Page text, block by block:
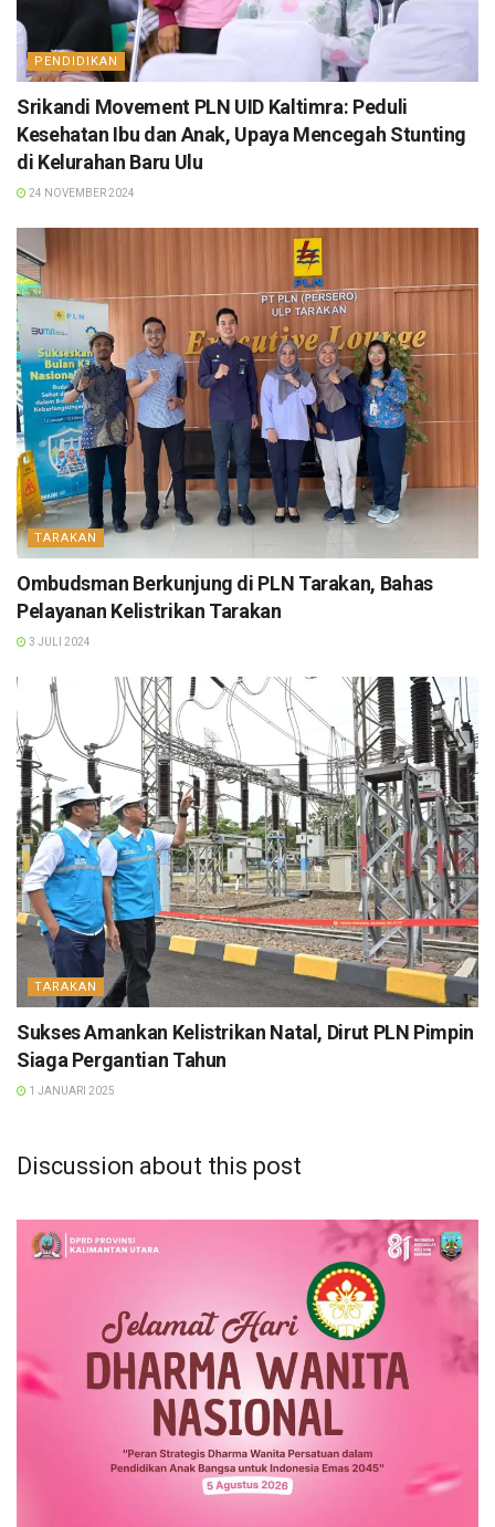
PENDIDIKAN
Srikandi Movement PLN UID Kaltimra: Peduli
Kesehatan Ibu dan Anak, Upaya Mencegah Stunting
di Kelurahan Baru Ulu
24 NOVEMBER 2024
TARAKAN
Ombudsman Berkunjung di PLN Tarakan, Bahas
Pelayanan Kelistrikan Tarakan
3 JULI 2024
TARAKAN
Sukses Amankan Kelistrikan Natal, Dirut PLN Pimpin
Siaga Pergantian Tahun
1 JANUARI 2025
Discussion about this post